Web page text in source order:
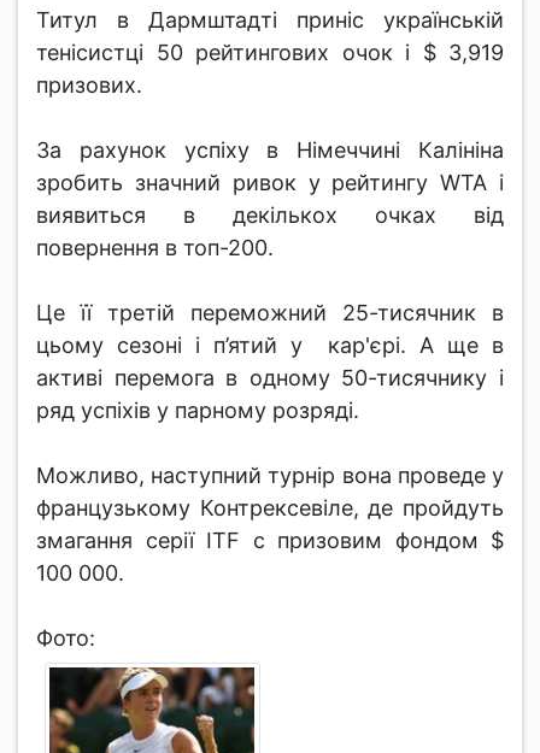
Титул в Дармштадті приніс українській
тенісистці 50 рейтингових очок і $ 3,919
призових.
За рахунок успіху в Німеччині Калініна
зробить значний ривок у рейтингу WTA і
виявиться в декількох очках від
повернення в топ-200.
Це її третій переможний 25-тисячник в
цьому сезоні і п’ятий у кар'єрі. А ще в
активі перемога в одному 50-тисячнику і
ряд успіхів у парному розряді.
Можливо, наступний турнір вона проведе у
французькому Контрексевіле, де пройдуть
змагання серії ITF c призовим фондом $
100 000.
Фото: